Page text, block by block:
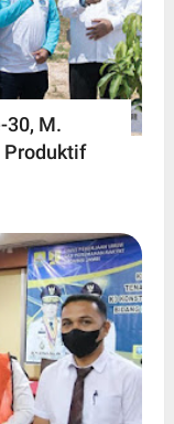
30, M.
Produktif